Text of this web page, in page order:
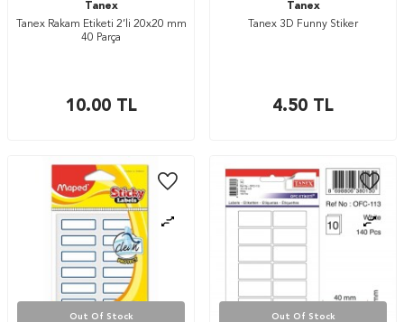
Tanex
Tanex Rakam Etiketi 2’li 20x20 mm
40 Parça
10.00TL
Tanex
Tanex 3D Funny Stiker
4.50 TL
Out Of Stock Out Of Stock